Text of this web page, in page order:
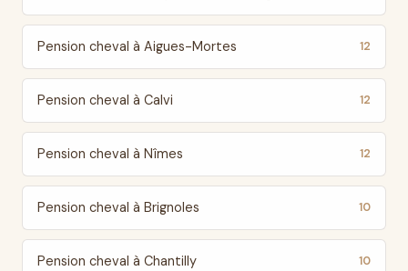
Pension cheval à Aigues-Mortes 12
Pension cheval à Calvi 12
Pension cheval à Nîmes 12
Pension cheval à Brignoles 10
Pension cheval à Chantilly 10